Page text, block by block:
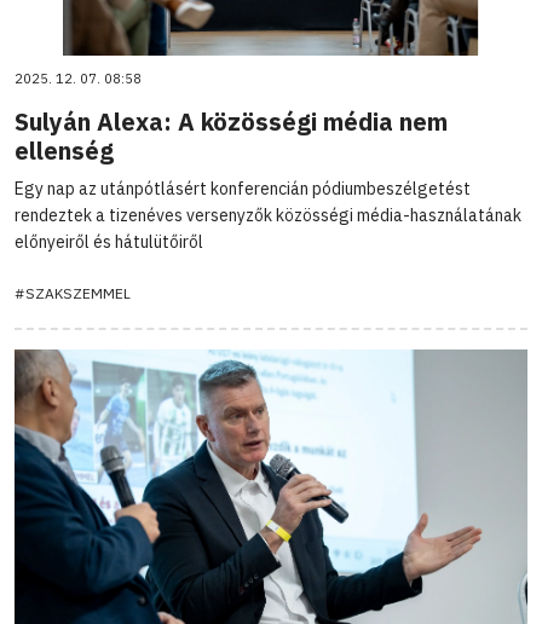
2025. 12. 07. 08:58
Sulyán Alexa: A közösségi média nem
ellenség
Egy nap az utánpótlásért konferencián pódiumbeszélgetést
rendeztek a tizenéves versenyzők közösségi média-használatának
előnyeiről és hátulütőiről
#SZAKSZEMMEL